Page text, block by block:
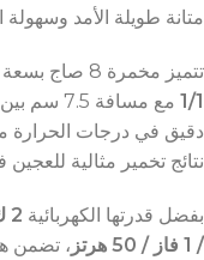
متانة طويلة الأمد وسهولة
تتميز مخمرة 8 صاج بسعة
1/1
مع
دقيق في درجات الحرارة
نتائج تخمير مثالية
بفضل قدرتها الكهربائية 2 ك.وات
/ 1 فاز / 50 هرتز
، تضمن